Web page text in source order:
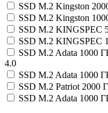
SSD M.2 Kingston
SSD M.2 Kingston
SSD M.2 KINGSPEC
SSD M.2 KINGSPEC
SSD M.2 Adata 1000
4.0
SSD M.2 Adata 1000
SSD M.2 Patriot 2000
SSD M.2 Adata 1000